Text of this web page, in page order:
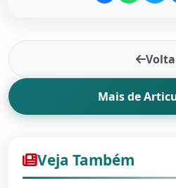
Mais de
Veja Também